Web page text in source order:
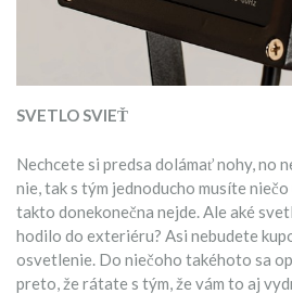
SVETLO SVIEŤ
Nechcete si predsa dolámať nohy, no
nie, tak s tým jednoducho musíte
takto donekonečna nejde. Ale aké
hodilo do exteriéru? Asi nebudete
osvetlenie. Do niečoho takéhoto sa
preto, že rátate s tým, že vám to aj